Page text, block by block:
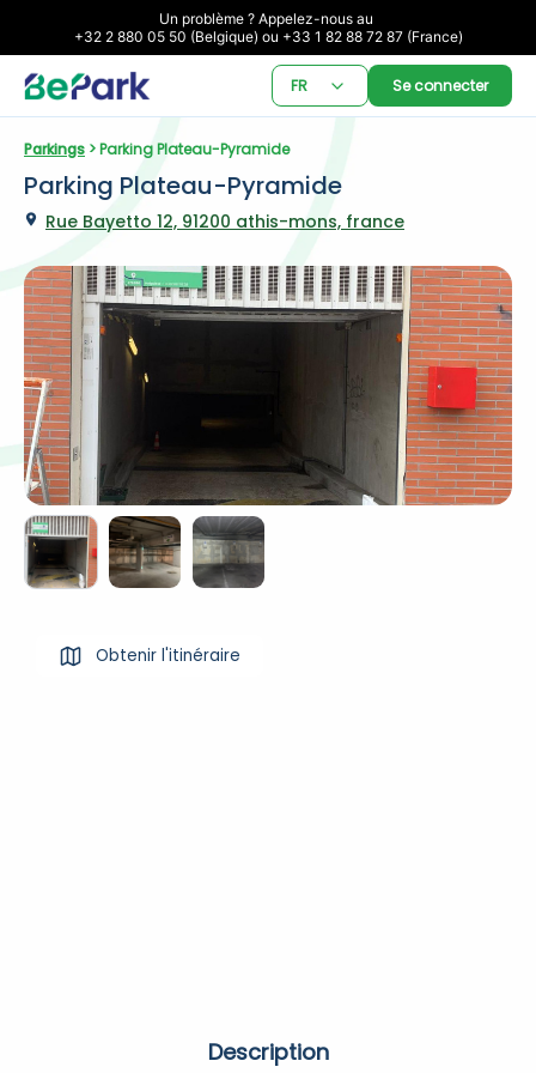
Un problème ? Appelez-nous au
+32 2 880 05 50 (Belgique) ou +33 1 82 88 72 87 (France)
FR Se connecter
Parkings > Parking Plateau-Pyramide
Parking Plateau-Pyramide
Rue Bayetto 12, 91200 athis-mons, france
Obtenir l'itinéraire
Description